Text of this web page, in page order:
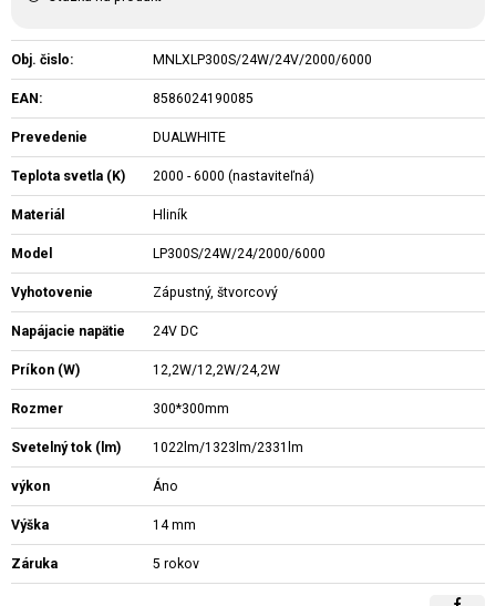
Obj. čislo: MNLXLP300S/24W/24V/2000/6000
EAN: 8586024190085
Prevedenie DUALWHITE
Teplota svetla (K) 2000 - 6000 (nastaviteľná)
Materiál Hliník
Model LP300S/24W/24/2000/6000
Vyhotovenie Zápustný, štvorcový
Napájacie napätie 24V DC
Príkon (W) 12,2W/12,2W/24,2W
Rozmer 300*300mm
Svetelný tok (lm) 1022lm/1323lm/2331lm
výkon Áno
Výška 14 mm
Záruka 5 rokov